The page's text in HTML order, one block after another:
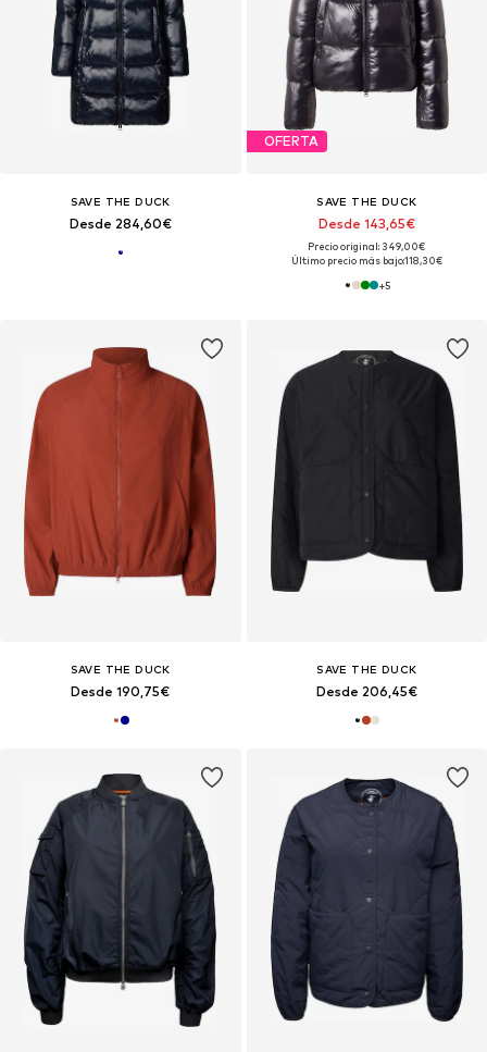
SAVE THE DUCK
Desde 284,60€
OFERTA
SAVE THE DUCK
Desde 143,65€
Precio original: 349,00€
Último precio más bajo:118,30€
+5
SAVE THE DUCK
Desde 190,75€
SAVE THE DUCK
Desde 206,45€